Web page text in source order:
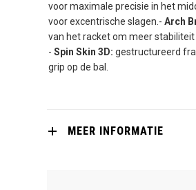
voor maximale precisie in het
voor excentrische slagen.- Arch
van het racket om meer stabiliteit
- Spin Skin 3D: gestructureerd
grip op de bal.
MEER INFORMATIE